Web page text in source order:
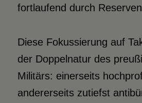
fortlaufend durch
Diese Fokussierung auf
der Doppelnatur des
Militärs: einerseits
andererseits zutiefst